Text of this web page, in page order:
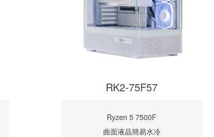
RK2-75F57
Ryzen 5 7500F
曲面液晶簡易水冷